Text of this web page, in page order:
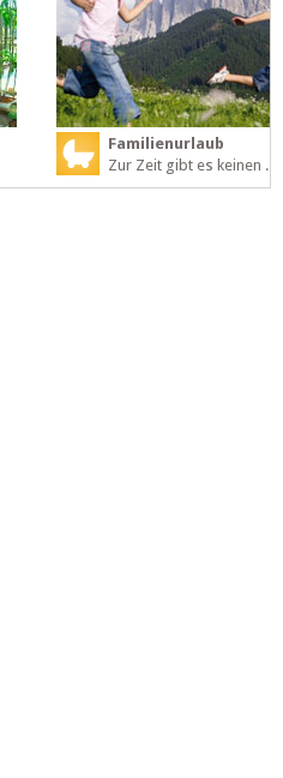
Familienurlaub
Zur Zeit gibt es keinen ...